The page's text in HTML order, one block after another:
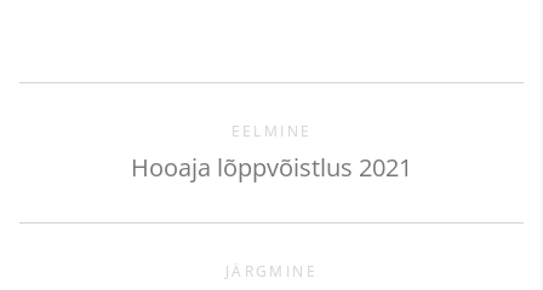
EELMINE
Hooaja lõppvõistlus 2021
JÄRGMINE